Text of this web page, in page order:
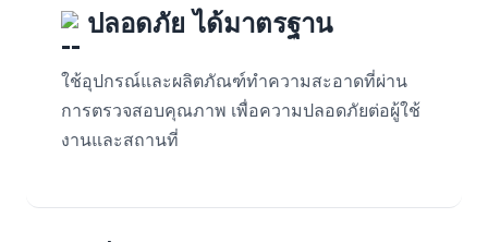
ปลอดภัย ได้มาตรฐาน
ใช้อุปกรณ์และผลิตภัณฑ์ทำความสะอาดที่ผ่าน
การตรวจสอบคุณภาพ เพื่อความปลอดภัยต่อผู้ใช้
งานและสถานที่